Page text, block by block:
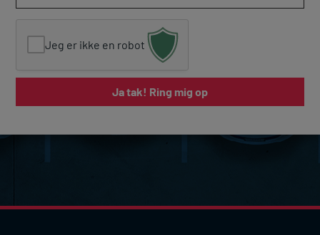
Jeg er ikke en robot